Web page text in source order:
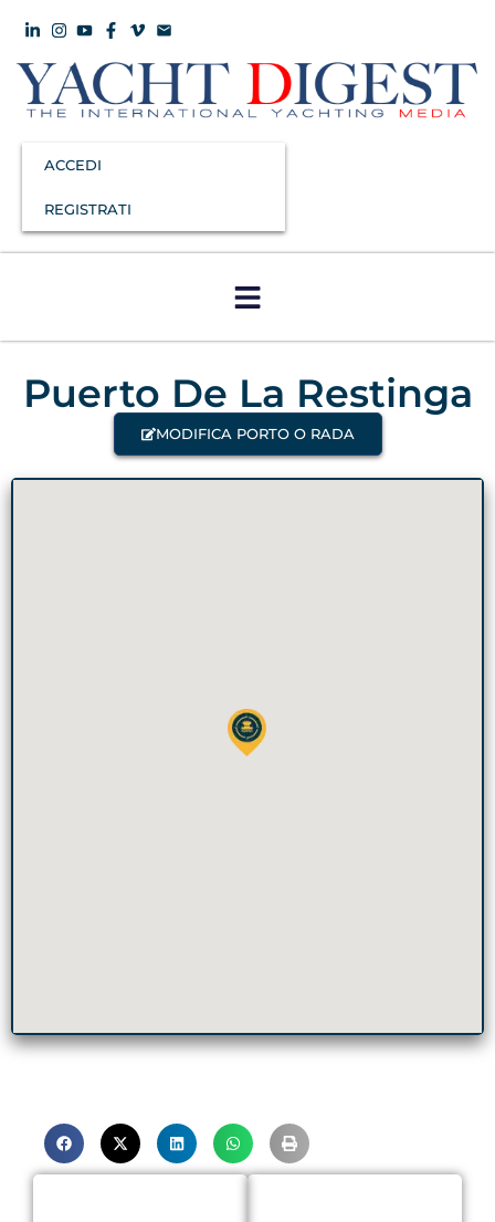
ACCEDI
REGISTRATI
Puerto De La Restinga
MODIFICA PORTO O RADA